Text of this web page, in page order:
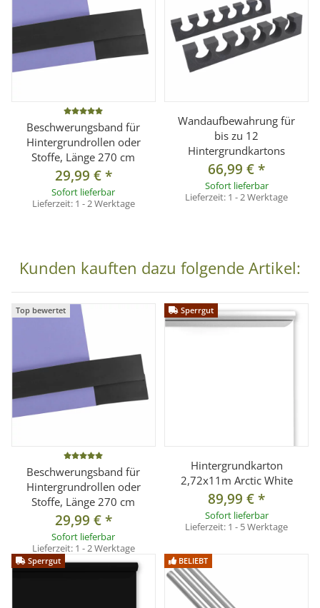
Hochwertiger Karton (145 g/m²)
Größe:
Gewicht:ca. 6,35 kg
Pappkern-Innendurchmesser:
ca. 54 mm
Farbstabilität.
Lieferumfang
1x Hintergrundkarton Slate Gray (2,72 x 11 m)
Beschwerungsband für
Hintergrundrollen oder
Stoffe, Länge 270 cm
29,99 €*
Sofort lieferbar
Lieferzeit: 1 - 2 Werktage
Wandaufbewahrung für
bis zu 12
Hintergrundkartons
66,99 €*
Sofort lieferbar
Lieferzeit: 1 - 2 Werktage
Kunden kauften dazu folgende Artikel:
Top bewertet
Beschwerungsband für
Hintergrundrollen oder
Stoffe, Länge 270 cm
29,99 €*
Sofort lieferbar
Lieferzeit: 1 - 2 Werktage
Sperrgut
Hintergrundkarton
2,72x11m Arctic White
89,99 €*
Sofort lieferbar
Lieferzeit: 1 - 5 Werktage
Sperrgut BELIEBT